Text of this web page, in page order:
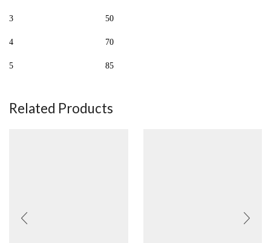
3 50
4 70
5 85
Related Products